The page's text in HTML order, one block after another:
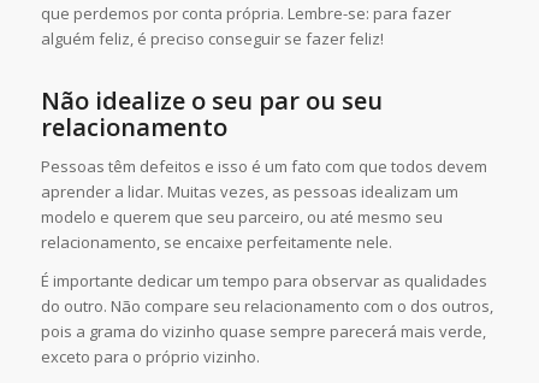
que perdemos por conta própria. Lembre-se: para fazer
alguém feliz, é preciso conseguir se fazer feliz!
Não idealize o seu par ou seu
relacionamento
Pessoas têm defeitos e isso é um fato com que todos devem
aprender a lidar. Muitas vezes, as pessoas idealizam um
modelo e querem que seu parceiro, ou até mesmo seu
relacionamento, se encaixe perfeitamente nele.
É importante dedicar um tempo para observar as qualidades
do outro. Não compare seu relacionamento com o dos outros,
pois a grama do vizinho quase sempre parecerá mais verde,
exceto para o próprio vizinho.